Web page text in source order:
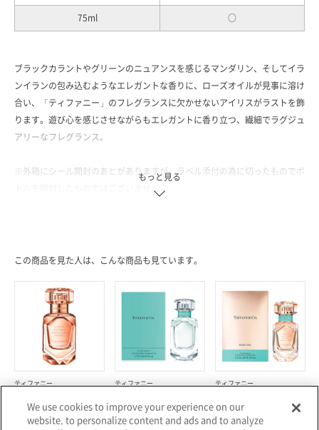
75ml
○
ブラックカラントやグリーンのニュアンスを感じるマンダリン、そしてイラ
ンイランの包み込むようなエレガントな香りに、ローズオイルが見事に溶け
合い、「ティファニー」のフレグランスに欠かせないアイリスがラストを飾
ります。遊び心を感じさせながらもエレガントに香り立つ、繊細でラグジュ
アリーなフレグランス。
※外箱にシール開封のあとがありますが、ラベル添付の為に切ったものでボ
トルを開封したものではございません。
もっと見る
この商品を見た人は、こんな商品も見ています。
ティファニー
インテンス オードパルファム
¥12,760～
ティファニー
ム
¥11,550～
ティファニー
オードパルファム
¥19,580
We use cookies to improve your experience on our
website, to personalize content and ads and to analyze